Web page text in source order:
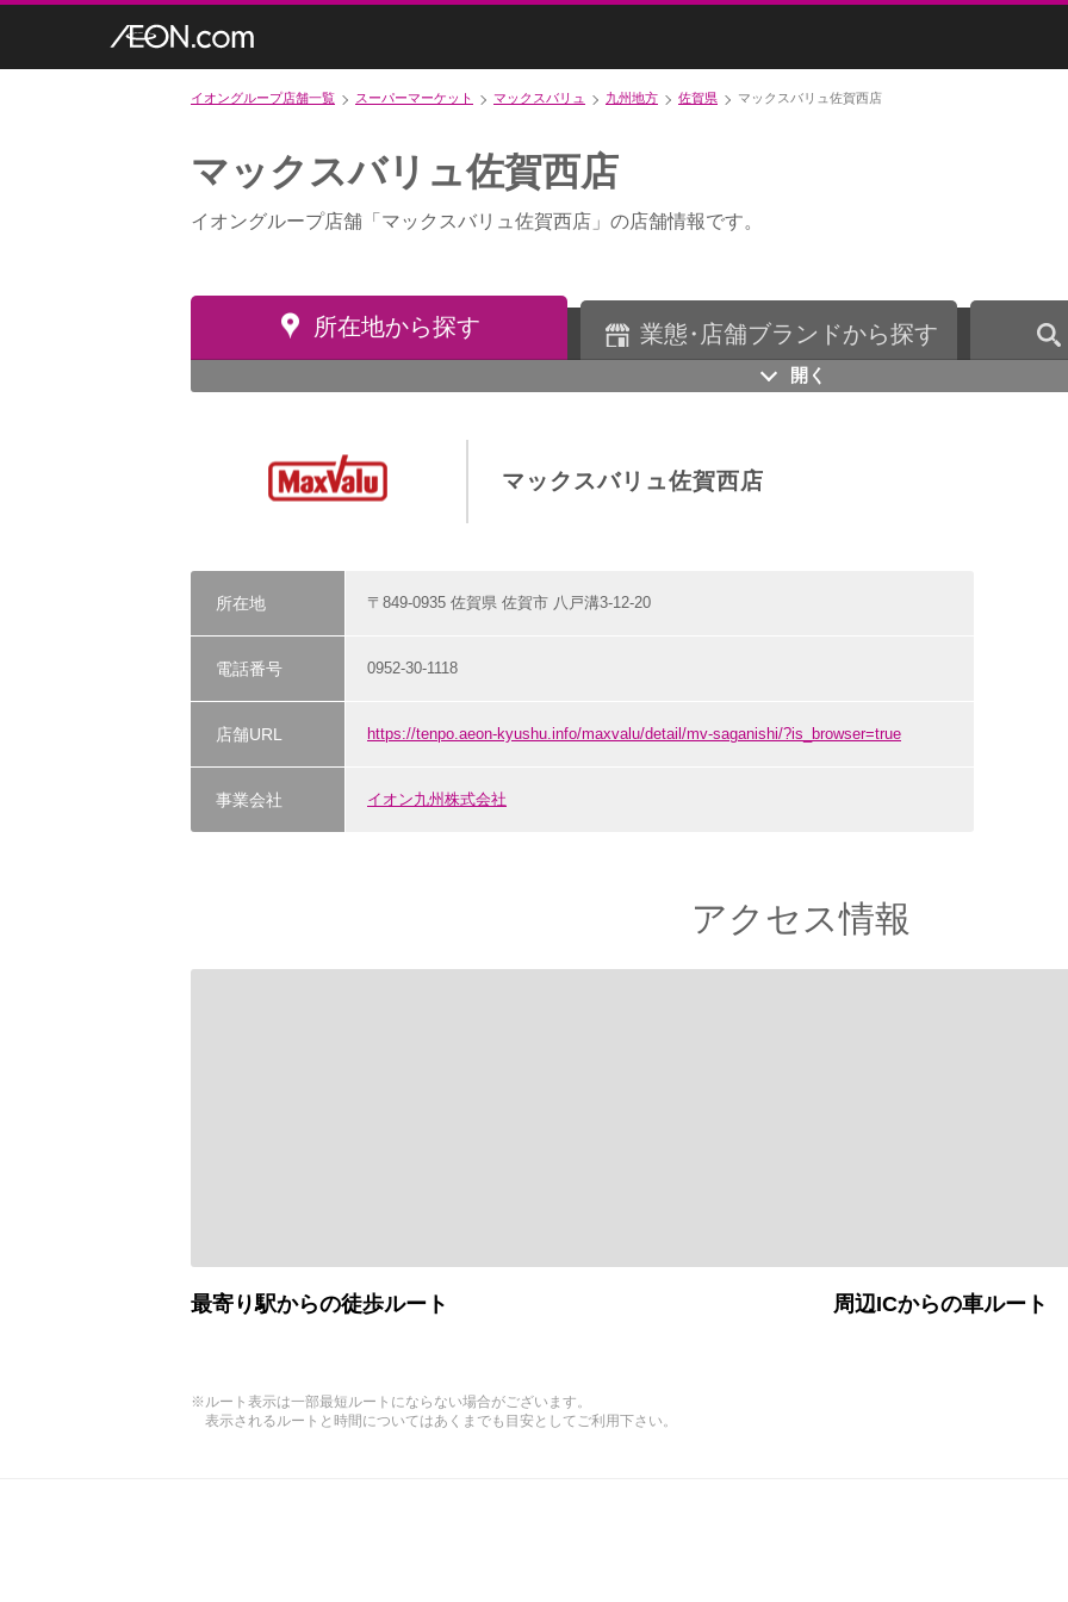
イオングループ店舗一覧 スーパーマーケット マックスバリュ 九州地方 佐賀県 マックスバリュ佐賀西店
マックスバリュ佐賀西店
イオングループ店舗「マックスバリュ佐賀西店」の店舗情報です。
所在地から探す 業態・ 店舗ブランドから探す
開く
マックスバリュ佐賀西店
所在地 〒849-0935 佐賀県 佐賀市 八戸溝3-12-20
電話番号 0952-30-1118
店舗URL https://tenpo.aeon-kyushu.info/maxvalu/detail/mv-saganishi/?is_browser=true
事業会社 イオン九州株式会社
アクセス情報
最寄り駅からの徒歩ルート 周辺ICからの車ルート
※ルート表示は一部最短ルートにならない場合がございます。
表示されるルートと時間についてはあくまでも目安としてご利用下さい。